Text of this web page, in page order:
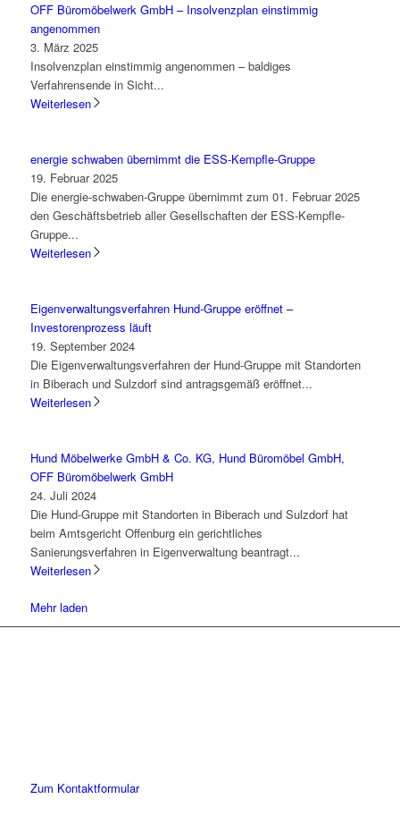
OFF Büromöbelwerk GmbH – Insolvenzplan einstimmig
angenommen
3. März 2025
Insolvenzplan einstimmig angenommen – baldiges
Verfahrensende in Sicht...
Weiterlesen
energie schwaben übernimmt die ESS-Kempfle-Gruppe
19. Februar 2025
Die energie-schwaben-Gruppe übernimmt zum 01. Februar 2025
den Geschäftsbetrieb aller Gesellschaften der ESS-Kempfle-
Gruppe...
Weiterlesen
Eigenverwaltungsverfahren Hund-Gruppe eröffnet –
Investorenprozess läuft
19. September 2024
Die Eigenverwaltungsverfahren der Hund-Gruppe mit Standorten
in Biberach und Sulzdorf sind antragsgemäß eröffnet...
Weiterlesen
Hund Möbelwerke GmbH & Co. KG, Hund Büromöbel GmbH,
OFF Büromöbelwerk GmbH
24. Juli 2024
Die Hund-Gruppe mit Standorten in Biberach und Sulzdorf hat
beim Amtsgericht Offenburg ein gerichtliches
Sanierungsverfahren in Eigenverwaltung beantragt...
Weiterlesen
Mehr laden
Zum Kontaktformular